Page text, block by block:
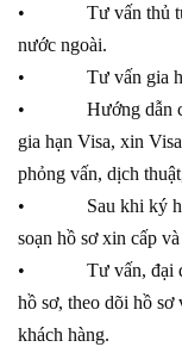
• Tư vấn thủ tục
nước ngoài.
• Tư vấn gia hạn
• Hướng dẫn
gia hạn Visa, xin
phỏng vấn, dịch
• Sau khi ký hợp
soạn hồ sơ xin cấp
• Tư vấn, đại diện
hồ sơ, theo dõi hồ sơ
khách hàng.